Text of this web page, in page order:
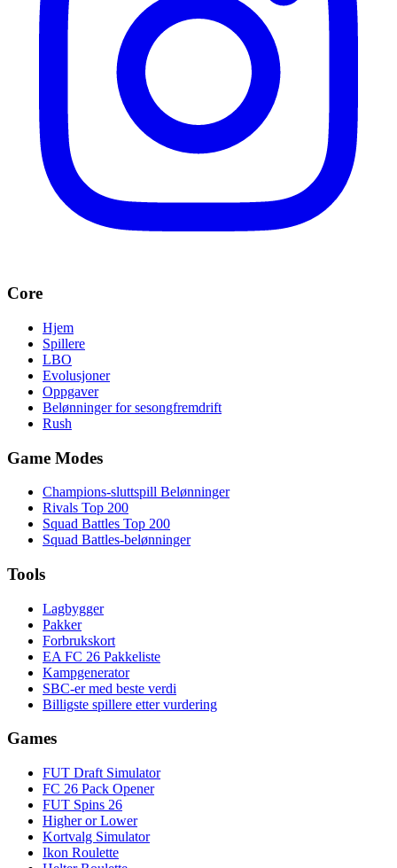
Core
Hjem
Spillere
LBO
Evolusjoner
Oppgaver
Belønninger for sesongfremdrift
Rush
Game Modes
Champions-sluttspill Belønninger
Rivals Top 200
Squad Battles Top 200
Squad Battles-belønninger
Tools
Lagbygger
Pakker
Forbrukskort
EA FC 26 Pakkeliste
Kampgenerator
SBC-er med beste verdi
Billigste spillere etter vurdering
Games
FUT Draft Simulator
FC 26 Pack Opener
FUT Spins 26
Higher or Lower
Kortvalg Simulator
Ikon Roulette